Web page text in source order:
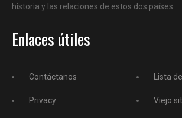
historia y las relaciones de estos dos países.
Enlaces útiles
Contáctanos
Privacy
Lista
Viejo